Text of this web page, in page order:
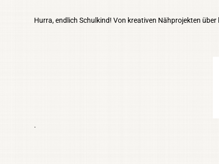
Hurra, endlich Schulkind! Von kreativen Nähprojekten
.